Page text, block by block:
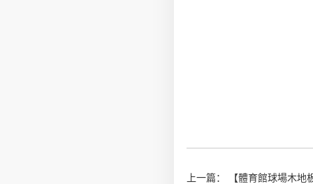
上一篇：
【體育館球場木